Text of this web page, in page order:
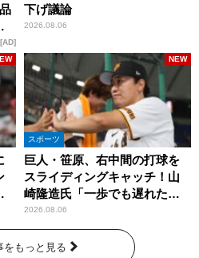
AD
下げ議論
2026.08.06
スポーツ
巨人・笹原、右中間の打球を
スライディングキャッチ！山
崎隆造氏「一歩でも遅れた
ら…」
2026.08.06
NEW
をもっと見る